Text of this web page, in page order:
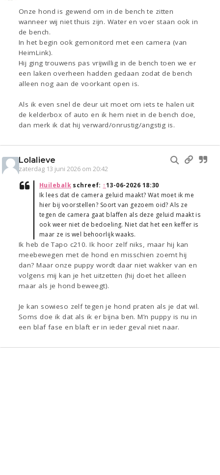
Onze hond is gewend om in de bench te zitten
wanneer wij niet thuis zijn. Water en voer staan ook in
de bench.
In het begin ook gemonitord met een camera (van
HeimLink).
Hij ging trouwens pas vrijwillig in de bench toen we er
een laken overheen hadden gedaan zodat de bench
alleen nog aan de voorkant open is.
Als ik even snel de deur uit moet om iets te halen uit
de kelderbox of auto en ik hem niet in de bench doe,
dan merk ik dat hij verward/onrustig/angstig is.
Lolalieve
zaterdag 13 juni 2026 om 20:42
Huilebalkschreef: ↑13-06-2026 18:30
Ik lees dat de camera geluid maakt? Wat moet ik me
hier bij voorstellen? Soort van gezoem oid? Als ze
tegen de camera gaat blaffen als deze geluid maakt is
ook weer niet de bedoeling. Niet dat het een keffer is
maar ze is wel behoorlijk waaks.
Ik heb de Tapo c210. Ik hoor zelf niks, maar hij kan
meebewegen met de hond en misschien zoemt hij
dan? Maar onze puppy wordt daar niet wakker van en
volgens mij kan je het uitzetten (hij doet het alleen
maar als je hond beweegt).
Je kan sowieso zelf tegen je hond praten als je dat wil.
Soms doe ik dat als ik er bijna ben. M’n puppy is nu in
een blaf fase en blaft er in ieder geval niet naar.